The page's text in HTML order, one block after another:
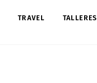
TRAVEL TALLERES